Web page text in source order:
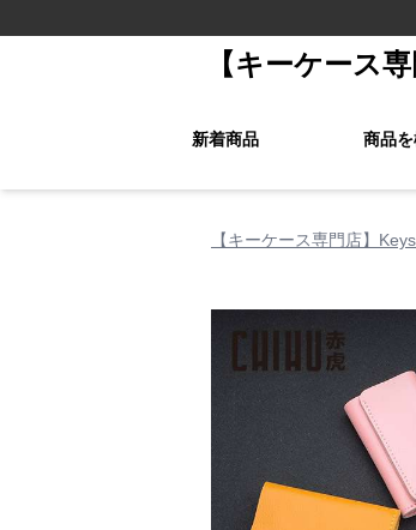
【キーケース
新着商品 商品
【キーケース専門店】